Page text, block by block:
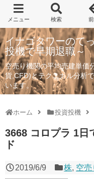
イナゴタワーのて
投機で早期退職～
空売り機関の平均売建単価
貨,CFD)とテクニカル分析
います。
ホーム 投資投機
3668 コロプラ 1日
ド
2019/6/9 株, 空売